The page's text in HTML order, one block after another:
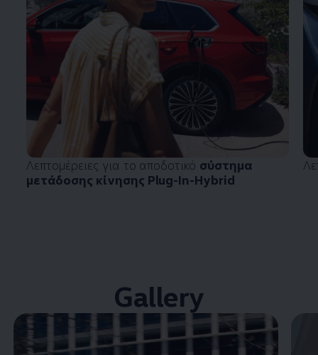
Λεπτομέρειες για το αποδοτικό σύστημα
μετάδοσης κίνησης Plug-In-Hybrid
Gallery
Enable fullscreen mode